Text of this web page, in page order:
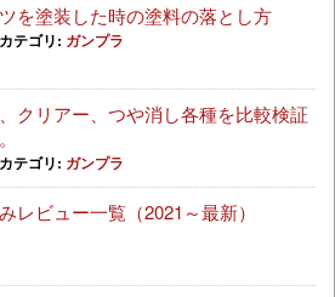
を塗装した時の塗料の落とし方
カテゴリ: ガンプラ
クリアー、つや消し各種を比較検証
カテゴリ: ガンプラ
レビュー一覧（2021～最新）